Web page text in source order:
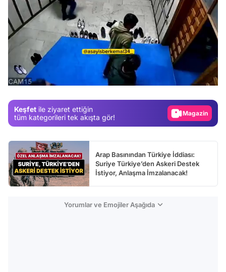
Keşfet ile ziyaret ettiğin
tüm kategorileri tek akışta gör!
Video
Test
Gündem
Magazin
Video
Arap Basınından Türkiye İddiası:
Suriye Türkiye’den Askeri Destek
İstiyor, Anlaşma İmzalanacak!
Yorumlar ve Emojiler Aşağıda